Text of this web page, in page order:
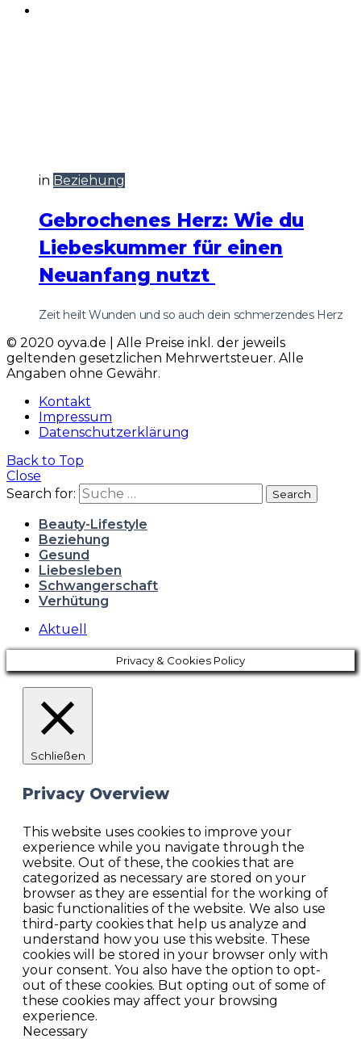
in Beziehung
Gebrochenes Herz: Wie du
Liebeskummer für einen
Neuanfang nutzt
Zeit heilt Wunden und so auch dein schmerzendes Herz
© 2020 oyva.de | Alle Preise inkl. der jeweils
geltenden gesetzlichen Mehrwertsteuer. Alle
Angaben ohne Gewähr.
Kontakt
Impressum
Datenschutzerklärung
Back to Top
Close
Search for:
Search
Beauty-Lifestyle
Beziehung
Gesund
Liebesleben
Schwangerschaft
Verhütung
Aktuell
Privacy & Cookies Policy
Schließen
Privacy Overview
This website uses cookies to improve your
experience while you navigate through the
website. Out of these, the cookies that are
categorized as necessary are stored on your
browser as they are essential for the working of
basic functionalities of the website. We also use
third-party cookies that help us analyze and
understand how you use this website. These
cookies will be stored in your browser only with
your consent. You also have the option to opt-
out of these cookies. But opting out of some of
these cookies may affect your browsing
experience.
Necessary